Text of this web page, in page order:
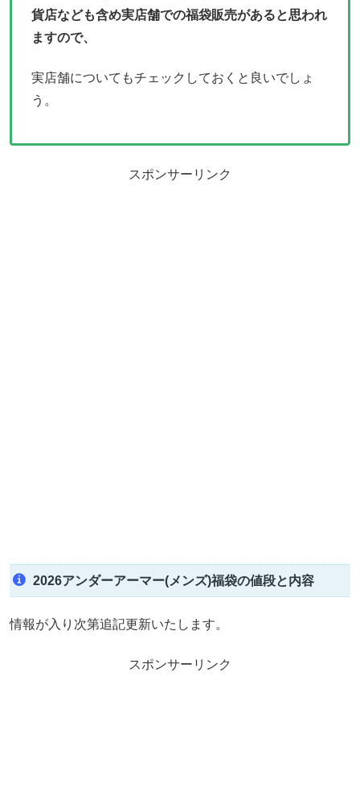
貨店なども含め実店舗での福袋販売があると思われ
ますので、
実店舗についてもチェックしておくと良いでしょ
う。
スポンサーリンク
2026アンダーアーマー(メンズ)福袋の値段と内容
情報が入り次第追記更新いたします。
スポンサーリンク